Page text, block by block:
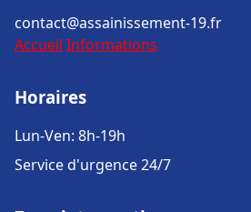
contact@assainissement-19.fr
Accueil Informations
Horaires
Lun-Ven: 8h-19h
Service d'urgence 24/7